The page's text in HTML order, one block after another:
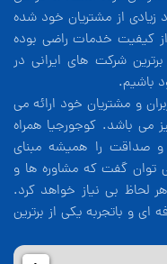
زیادی از مشتریان خود شده
از کیفیت خدمات راضی بوده
شرکت های ایرانی در
باشیم.
و مشتریان خود ارائه می
می باشد. کوجورجیا همراه
صداقت را همیشه مبنای
گفت که مشاوره ها و
لحاظ بی نیاز خواهد کرد.
ای و باتجربه یکی از برترین